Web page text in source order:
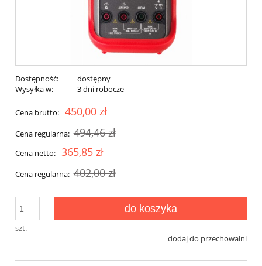
Dostępność:
dostępny
Wysyłka w:
3 dni robocze
Cena brutto: 450,00 zł
Cena regularna: 494,46 zł
Cena netto: 365,85 zł
Cena regularna: 402,00 zł
szt.
do koszyka
dodaj do przechowalni